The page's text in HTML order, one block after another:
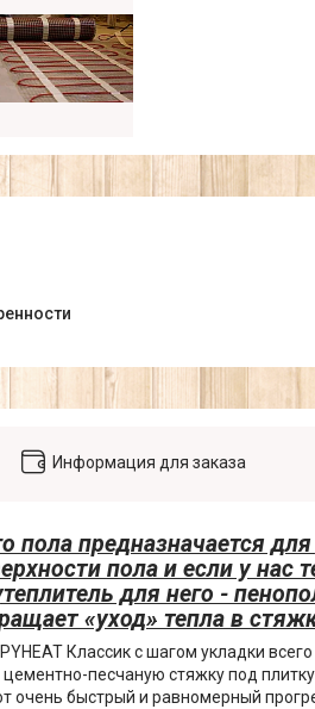
Информация для заказа
пола предназначается
пола и если у нас
для него -
«уход» тепла в
Классик с шагом укладки
песчаную стяжку под
очень быстрый и равномерный